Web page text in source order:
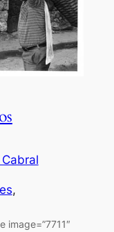
image=”7711″